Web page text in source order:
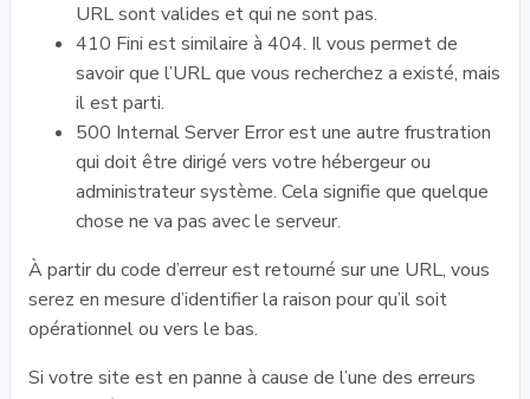
URL sont valides et qui ne sont pas.
410 Fini est similaire à 404. Il vous permet de
savoir que l’URL que vous recherchez a existé, mais
il est parti.
500 Internal Server Error est une autre frustration
qui doit être dirigé vers votre hébergeur ou
administrateur système. Cela signifie que quelque
chose ne va pas avec le serveur.
À partir du code d’erreur est retourné sur une URL, vous
serez en mesure d’identifier la raison pour qu’il soit
opérationnel ou vers le bas.
Si votre site est en panne à cause de l’une des erreurs